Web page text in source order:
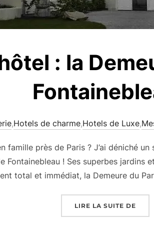
: la
,Hotels de charme,Hotels de Luxe,
famille près de Paris ? J’ai déniché
Fontainebleau ! Ses superbes jardins
total et immédiat, la Demeure du
LIRE LA SUITE DE«